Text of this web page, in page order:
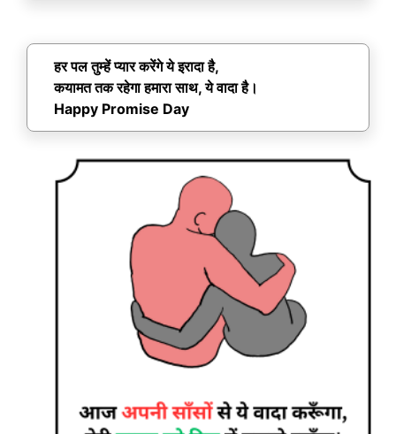
हर पल तुम्हें प्यार करेंगे ये इरादा है,
कयामत तक रहेगा हमारा साथ, ये वादा है।
Happy Promise Day